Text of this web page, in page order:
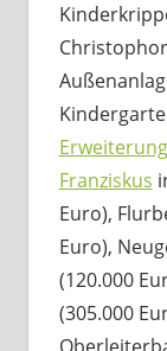
Franziskus
Euro),
Euro),
(120.000
(305.000